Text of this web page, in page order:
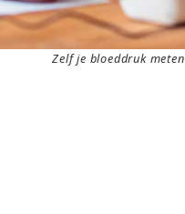
Zelf je bloeddruk meten